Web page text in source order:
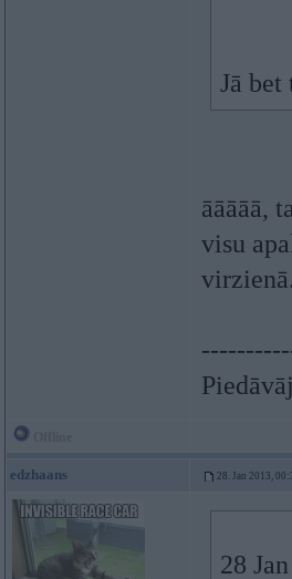
Jā
āāāāā,
visu
edzhaans 28. Jan 2013,
28